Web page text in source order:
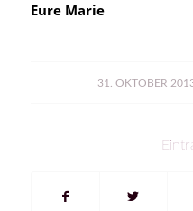
Eure Marie
31. OKTOBER
/